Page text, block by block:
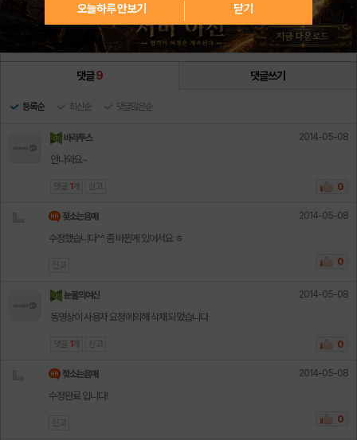
댓글9 댓글쓰기
등록순 최신순 댓글많은순
바라투스 2014-05-08
안나와요~
댓글 1 개 신고 0
젖소는음매 2014-05-08
수정했습니다^^ 좀 바뀐게 있어서요 ㅎ
신고 0
눈물의여신 2014-05-08
동영상이 사용자 요청에의해 삭재 되었습니다
댓글 1 개 신고 0
젖소는음매 2014-05-08
수정완료 입니다!
신고 0
오늘하루 안보기 닫기